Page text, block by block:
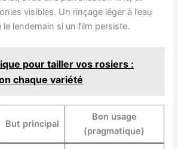
visibles. Un rinçage léger à l’eau
le lendemain si un film persiste.
pour tailler vos rosiers :
chaque variété
But principal
Bon usage
(pragmatique)